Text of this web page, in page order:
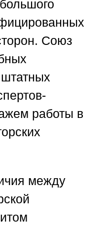
Союз
работы в
между